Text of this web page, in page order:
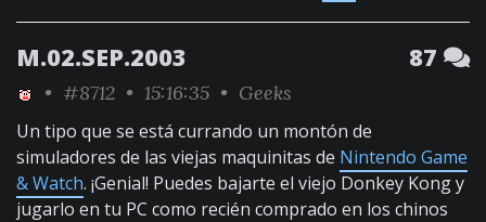
M.02.SEP.2003 87
• #8712 • 15:16:35 • Geeks
Un tipo que se está currando un montón de
simuladores de las viejas maquinitas de Nintendo Game
& Watch. ¡Genial! Puedes bajarte el viejo Donkey Kong y
jugarlo en tu PC como recién comprado en los chinos